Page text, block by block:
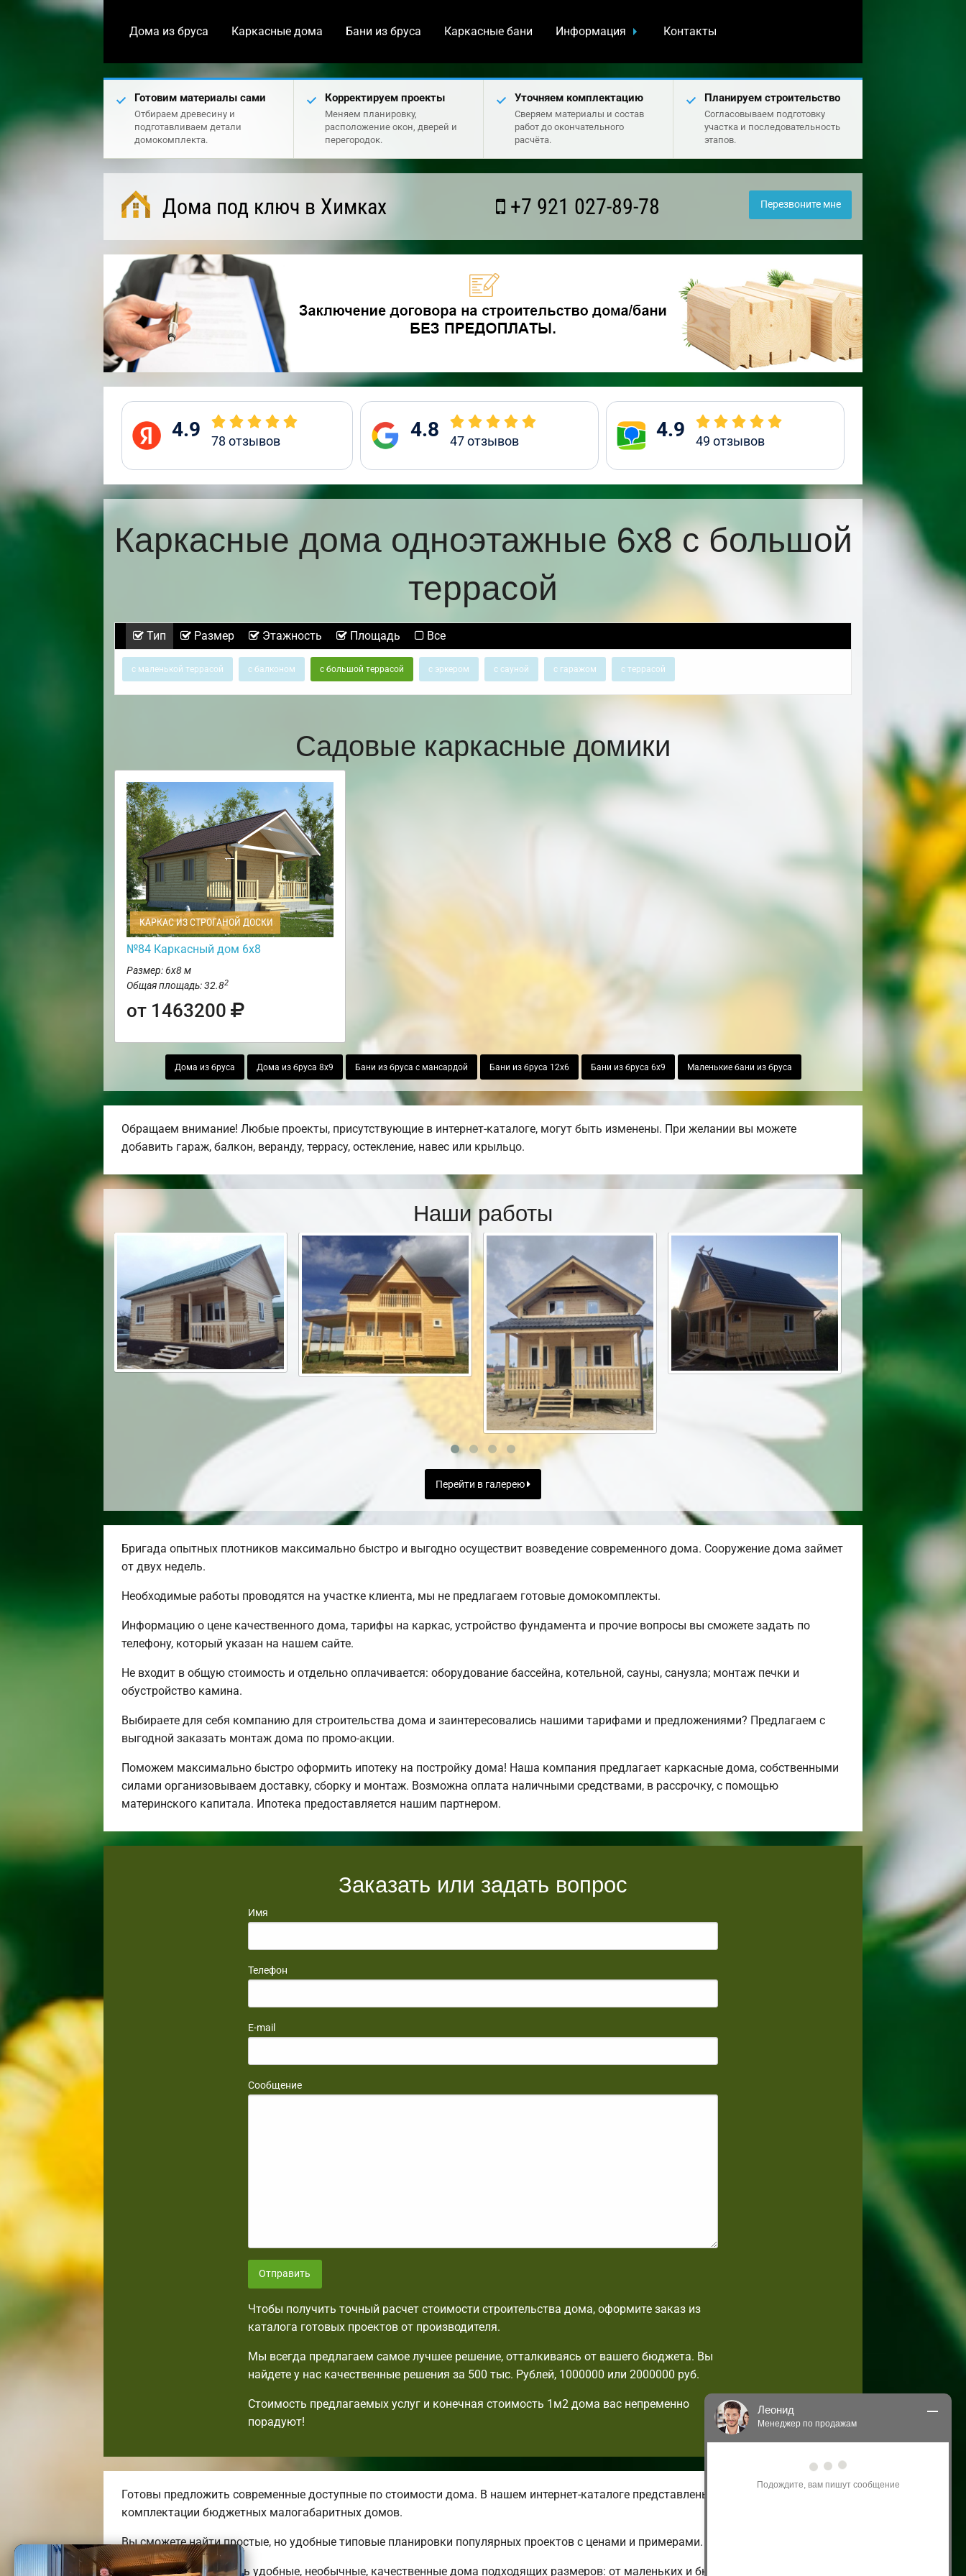
Дома из бруса Каркасные дома Бани из бруса Каркасные бани Информация Контакты
Готовим материалы сами
Отбираем древесину и
подготавливаем детали
домокомплекта.
Корректируем проекты
Меняем планировку,
расположение окон, дверей и
перегородок.
Уточняем комплектацию
Сверяем материалы и состав
работ до окончательного
расчёта.
Планируем строительство
Согласовываем подготовку
участка и последовательность
этапов.
Дома под ключ в Химках +7 921 027-89-78 Перезвоните мне
4.9 78 отзывов 4.8 47отзывов 4.9 49 отзывов
Каркасные дома одноэтажные 6х8 с большой
террасой
Тип Размер Этажность Площадь Все
с маленькой террасой с балконом с большой террасой с эркером с сауной с гаражом с террасой
Садовые каркасные домики
КАРКАС ИЗ СТРОГАНОЙ ДОСКИ
№84 Каркасный дом 6х8
Размер: 6х8 м
Общая площадь: 32.82
от 1463200
Дома из бруса Дома из бруса 8х9 Бани из бруса с мансардой Бани из бруса 12х6 Бани из бруса 6х9 Маленькие бани из бруса
Обращаем внимание! Любые проекты, присутствующие в интернет-каталоге, могут быть изменены. При желании вы можете
добавить гараж, балкон, веранду, террасу, остекление, навес или крыльцо.
Наши работы
Перейти в галерею
Бригада опытных плотников максимально быстро и выгодно осуществит возведение современного дома. Сооружение дома займет
от двух недель.
Необходимые работы проводятся на участке клиента, мы не предлагаем готовые домокомплекты.
Информацию о цене качественного дома, тарифы на каркас, устройство фундамента и прочие вопросы вы сможете задать по
телефону, который указан на нашем сайте.
Не входит в общую стоимость и отдельно оплачивается: оборудование бассейна, котельной, сауны, санузла; монтаж печки и
обустройство камина.
Выбираете для себя компанию для строительства дома и заинтересовались нашими тарифами и предложениями? Предлагаем с
выгодной заказать монтаж дома по промо-акции.
Поможем максимально быстро оформить ипотеку на постройку дома! Наша компания предлагает каркасные дома, собственными
силами организовываем доставку, сборку и монтаж. Возможна оплата наличными средствами, в рассрочку, с помощью
материнского капитала. Ипотека предоставляется нашим партнером.
Заказать или задать вопрос
Имя
Телефон
E-mail
Сообщение
Отправить
Чтобы получить точный расчет стоимости строительства дома, оформите заказ из
каталога готовых проектов от производителя.
Мы всегда предлагаем самое лучшее решение, отталкиваясь от вашего бюджета. Вы
найдете у нас качественные решения за 500 тыс. Рублей, 1000000 или 2000000 руб.
Стоимость предлагаемых услуг и конечная стоимость 1м2 дома вас непременно
порадуют!
Готовы предложить современные доступные по стоимости дома. В нашем интернет-каталоге представлены летние и зимние
комплектации бюджетных малогабаритных домов.
Вы сможете найти простые, но удобные типовые планировки популярных проектов с ценами и примерами.
Мы можем предложить удобные, необычные, качественные дома подходящих размеров: от маленьких и бюджетных до огромных
Леонид
Менеджер по продажам
Здравствуйте! Я могу
акциям и проектам.